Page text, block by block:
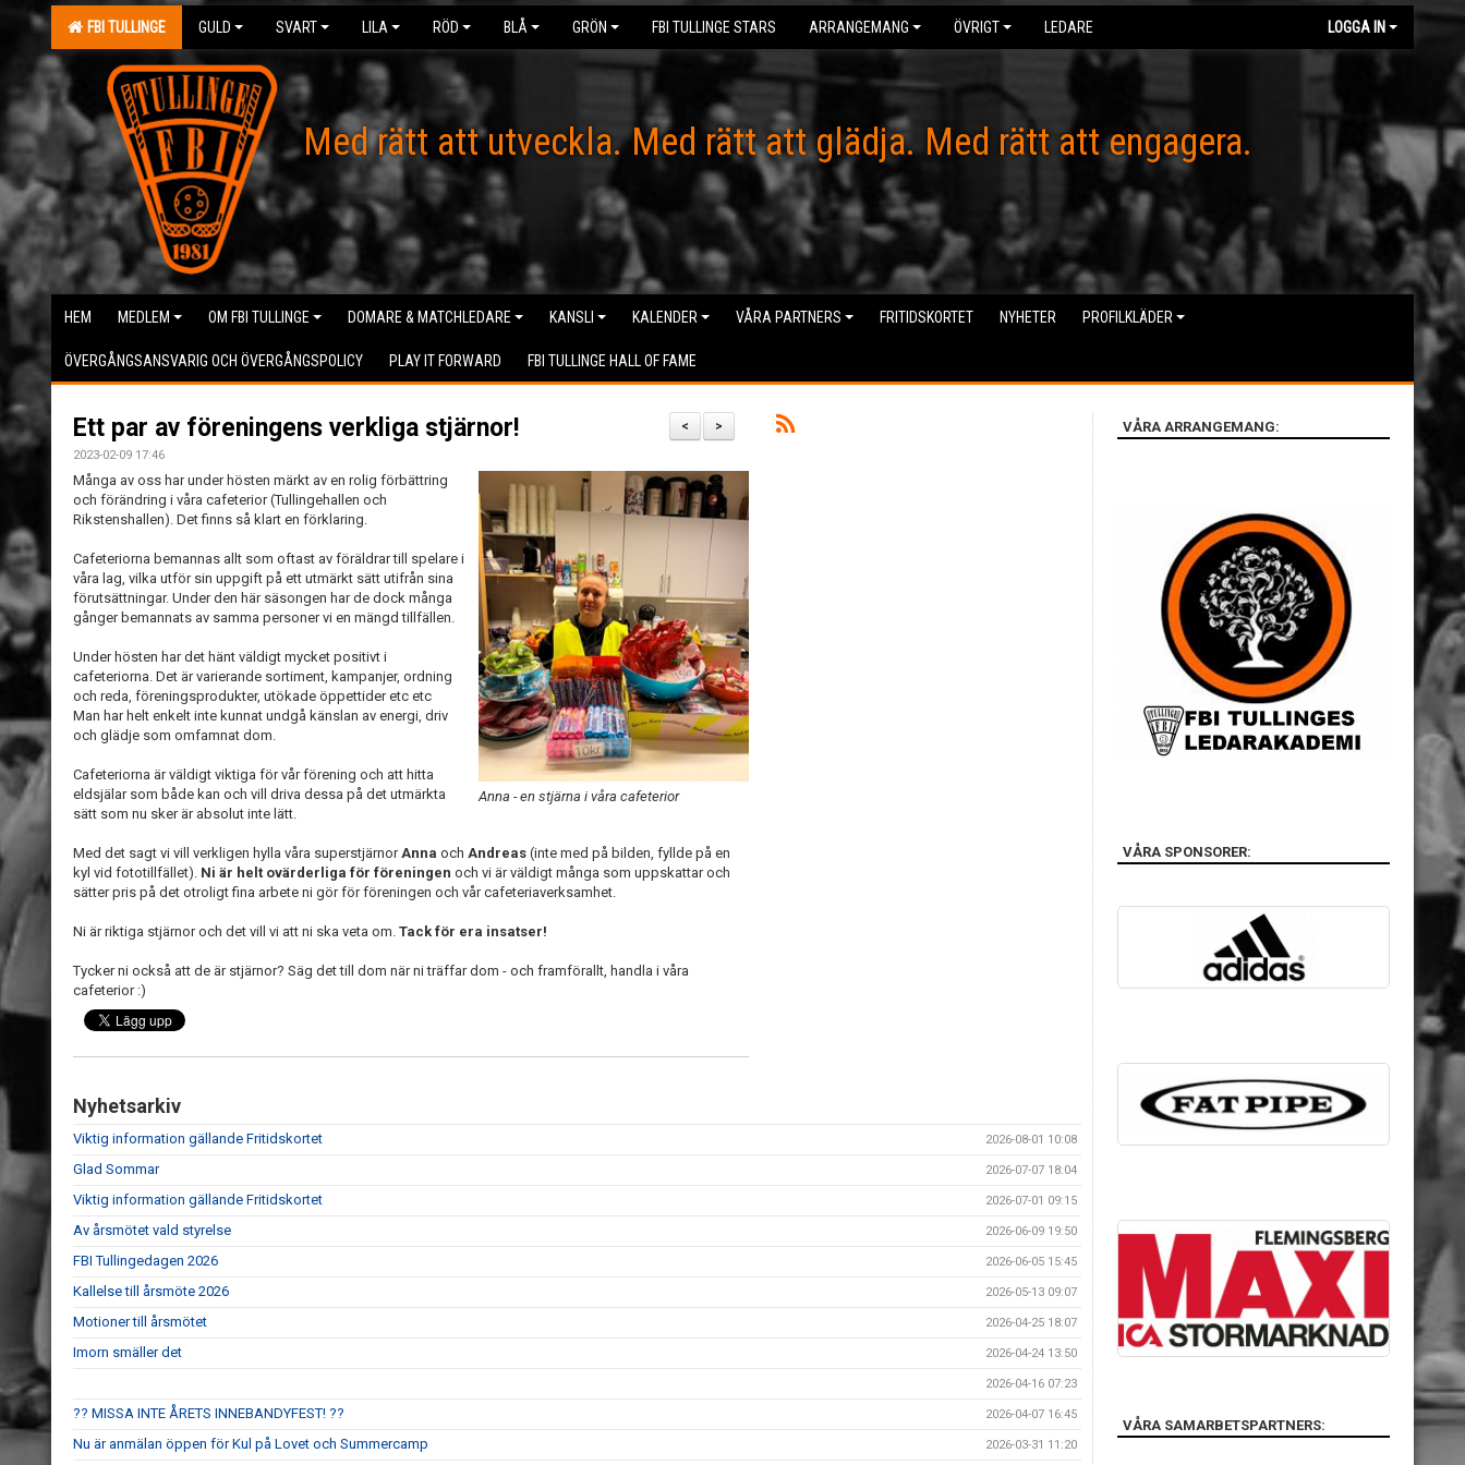
FBI TULLINGE GULD SVART LILA RÖD BLÅ GRÖN FBI TULLINGE STARS ARRANGEMANG ÖVRIGT LEDARE LOGGA IN
Med rätt att utveckla. Med rätt att glädja. Med rätt att engagera.
HEM MEDLEM OM FBI TULLINGE DOMARE & MATCHLEDARE KANSLI KALENDER VÅRA PARTNERS FRITIDSKORTET NYHETER PROFILKLÄDER
ÖVERGÅNGSANSVARIG OCH ÖVERGÅNGSPOLICY PLAY IT FORWARD FBI TULLINGE HALL OF FAME
>
<
Ett par av föreningens verkliga stjärnor!
2023-02-09 17:46
Anna - en stjärna i våra cafeterior
Många av oss har under hösten märkt av en rolig förbättring
och förändring i våra cafeterior (Tullingehallen och
Rikstenshallen). Det finns så klart en förklaring.
Cafeteriorna bemannas allt som oftast av föräldrar till spelare i
våra lag, vilka utför sin uppgift på ett utmärkt sätt utifrån sina
förutsättningar. Under den här säsongen har de dock många
gånger bemannats av samma personer vi en mängd tillfällen.
Under hösten har det hänt väldigt mycket positivt i
cafeteriorna. Det är varierande sortiment, kampanjer, ordning
och reda, föreningsprodukter, utökade öppettider etc etc
Man har helt enkelt inte kunnat undgå känslan av energi, driv
och glädje som omfamnat dom.
Cafeteriorna är väldigt viktiga för vår förening och att hitta
eldsjälar som både kan och vill driva dessa på det utmärkta
sätt som nu sker är absolut inte lätt.
Med det sagt vi vill verkligen hylla våra superstjärnorAnna och Andreas (inte med på bilden, fyllde på en
kyl vid fototillfället). Ni är helt ovärderliga för föreningen och vi är väldigt många som uppskattar och
sätter pris på det otroligt fina arbete ni gör för föreningen och vår cafeteriaverksamhet.
Ni är riktiga stjärnor och det vill vi att ni ska veta om. Tack för era insatser!
Tycker ni också att de är stjärnor? Säg det till dom när ni träffar dom - och framförallt, handla i våra
cafeterior :)
Nyhetsarkiv
Viktig information gällande Fritidskortet 2026-08-01 10:08
Glad Sommar 2026-07-07 18:04
Viktig information gällande Fritidskortet 2026-07-01 09:15
Av årsmötet vald styrelse 2026-06-09 19:50
FBI Tullingedagen 2026 2026-06-05 15:45
Kallelse till årsmöte 2026 2026-05-13 09:07
Motioner till årsmötet 2026-04-25 18:07
Imorn smäller det 2026-04-24 13:50
2026-04-16 07:23
?? MISSA INTE ÅRETS INNEBANDYFEST! ?? 2026-04-07 16:45
Nu är anmälan öppen för Kul på Lovet och Summercamp 2026-03-31 11:20
VÅRA ARRANGEMANG:
VÅRA SPONSORER:
VÅRA SAMARBETSPARTNERS: